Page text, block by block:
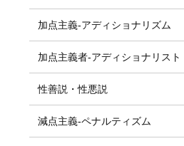
加点主義-アディショナリズム
加点主義者-アディショナリスト
性善説・性悪説
減点主義-ペナルティズム